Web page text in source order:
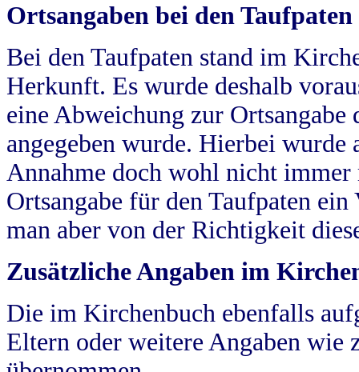
Ortsangaben bei den Taufpaten
Bei den Taufpaten stand im
Herkunft. Es wurde deshalb
eine Abweichung zur
angegeben wurde. Hierbei wurde
Annahme doch wohl nicht
Ortsangabe für den Taufpaten
man aber von der Richtigkeit
Zusätzliche Angaben im
Die im Kirchenbuch ebenfalls
Eltern oder weitere Angaben wie